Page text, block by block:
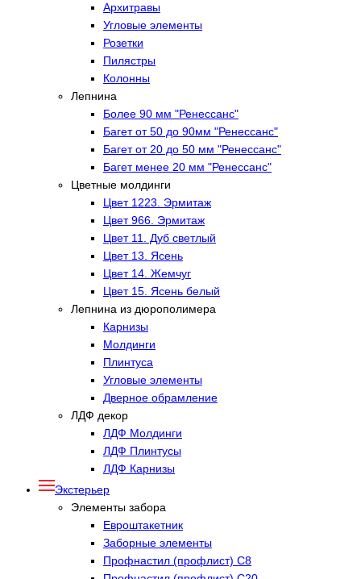
Архитравы
Угловые элементы
Розетки
Пилястры
Колонны
Лепнина
Более 90 мм "Ренессанс"
Багет от 50 до 90мм "Ренессанс"
Багет от 20 до 50 мм "Ренессанс"
Багет менее 20 мм "Ренессанс"
Цветные молдинги
Цвет 1223. Эрмитаж
Цвет 966. Эрмитаж
Цвет 11. Дуб светлый
Цвет 13. Ясень
Цвет 14. Жемчуг
Цвет 15. Ясень белый
Лепнина из дюрополимера
Карнизы
Молдинги
Плинтуса
Угловые элементы
Дверное обрамление
ЛДФ декор
ЛДФ Молдинги
ЛДФ Плинтусы
ЛДФ Карнизы
Экстерьер
Элементы забора
Евроштакетник
Заборные элементы
Профнастил (профлист) С8